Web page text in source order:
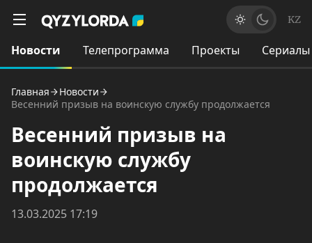
KZ
Новости Телепрограмма Проекты Сериалы
Главная
Новости
Весенний призыв на воинскую службу продолжается
Весенний призыв на
воинскую службу
продолжается
13.03.2025 17:19